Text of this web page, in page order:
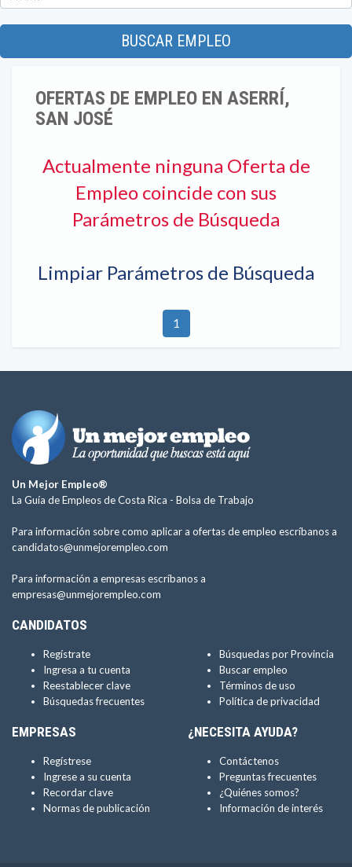
BUSCAR EMPLEO
OFERTAS DE EMPLEO EN ASERRÍ,
SAN JOSÉ
Actualmente ninguna Oferta de
Empleo coincide con sus
Parámetros de Búsqueda
Limpiar Parámetros de Búsqueda
1
Un Mejor Empleo®
La Guía de Empleos de Costa Rica - Bolsa de Trabajo
Para información sobre como aplicar a ofertas de empleo escríbanos a
candidatos@unmejorempleo.com
Para información a empresas escríbanos a
empresas@unmejorempleo.com
CANDIDATOS
Regístrate
Ingresa a tu cuenta
Reestablecer clave
Búsquedas frecuentes
Búsquedas por Provincia
Buscar empleo
Términos de uso
Política de privacidad
EMPRESAS
Regístrese
Ingrese a su cuenta
Recordar clave
Normas de publicación
¿NECESITA AYUDA?
Contáctenos
Preguntas frecuentes
¿Quiénes somos?
Información de interés